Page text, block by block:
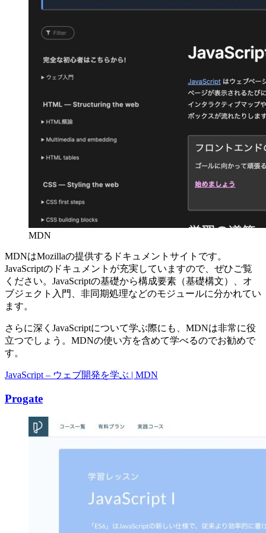
MDN
MDNはMozillaの提供するドキュメントサイトです。
JavaScriptのドキュメントが充実していますので、ぜひご覧
ください。JavaScriptの基礎から構成要素（基礎構文）、オ
ブジェクト入門、非同期処理などのモジュールに分かれてい
ます。
さらに深くJavaScriptについて学ぶ際にも、MDNは非常に役
立つでしょう。MDNの使い方を含めて学べるのでお勧めで
す。
JavaScript – ウェブ開発を学ぶ | MDN
Progate